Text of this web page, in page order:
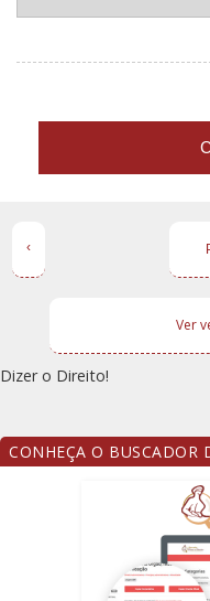
‹
Ver
Dizer o Direito!
CONHEÇA O BUSCADOR